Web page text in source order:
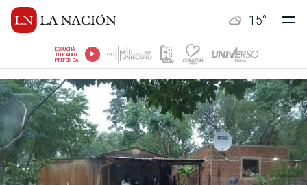
15°
ESCUCHÁ
TU RADIO
PREFERIDA